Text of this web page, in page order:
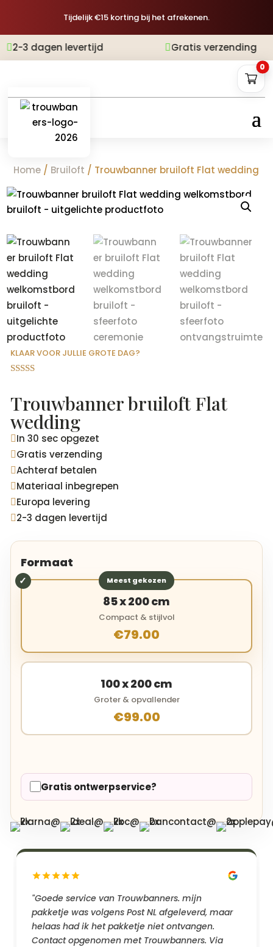
Tijdelijk €15 korting bij het afrekenen.
levertijd Gratis verzending Achteraf
0
Home / Bruiloft / Trouwbanner bruiloft Flat wedding
KLAAR VOOR JULLIE GROTE DAG?
gebaseerd
op
klantbeoord
elingen
Trouwbanner bruiloft Flat
wedding
In 30 sec opgezet
Gratis verzending
Achteraf betalen
Materiaal inbegrepen
Europa levering
2-3 dagen levertijd
Formaat
Meest gekozen
85 x 200 cm
Compact & stijlvol
€79.00
100 x 200 cm
Groter & opvallender
€99.00
Gratis ontwerpservice?
"Goede service van Trouwbanners. mijn
pakketje was volgens Post NL afgeleverd, maar
helaas had ik het pakketje niet ontvangen.
Contact opgenomen met Trouwbanners. Via